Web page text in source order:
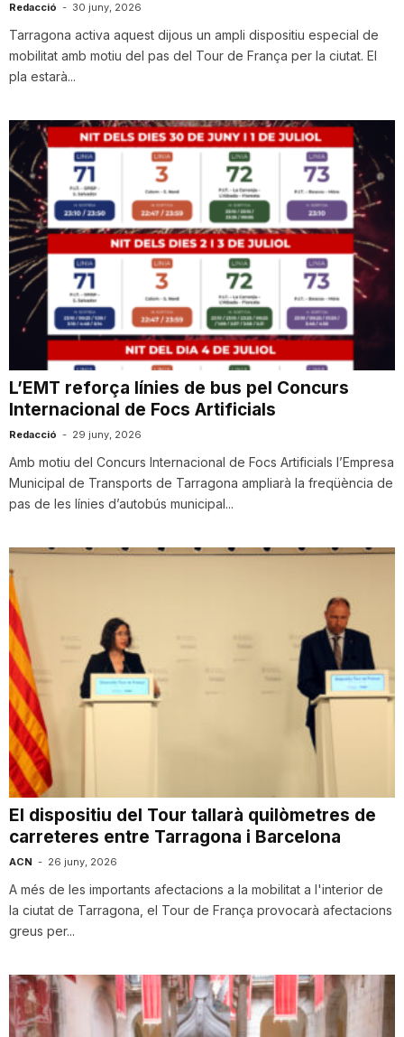
Redacció - 30 juny, 2026
Tarragona activa aquest dijous un ampli dispositiu especial de
mobilitat amb motiu del pas del Tour de França per la ciutat. El
pla estarà...
L’EMT reforça línies de bus pel Concurs
Internacional de Focs Artificials
Redacció - 29 juny, 2026
Amb motiu del Concurs Internacional de Focs Artificials l’Empresa
Municipal de Transports de Tarragona ampliarà la freqüència de
pas de les línies d’autobús municipal...
El dispositiu del Tour tallarà quilòmetres de
carreteres entre Tarragona i Barcelona
ACN - 26 juny, 2026
A més de les importants afectacions a la mobilitat a l'interior de
la ciutat de Tarragona, el Tour de França provocarà afectacions
greus per...